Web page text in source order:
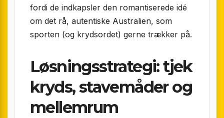
fordi de indkapsler den romantiserede idé
om det rå, autentiske Australien, som
sporten (og krydsordet) gerne trækker på.
Løsningsstrategi: tjek
kryds, stavemåder og
mellemrum